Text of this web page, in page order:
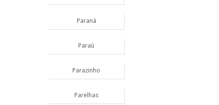
Paraná
Paraú
Parazinho
Parelhas